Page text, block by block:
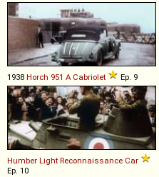
1938 Horch 951 A Cabriolet Ep. 9
Humber Light Reconnaissance Car
Ep. 10